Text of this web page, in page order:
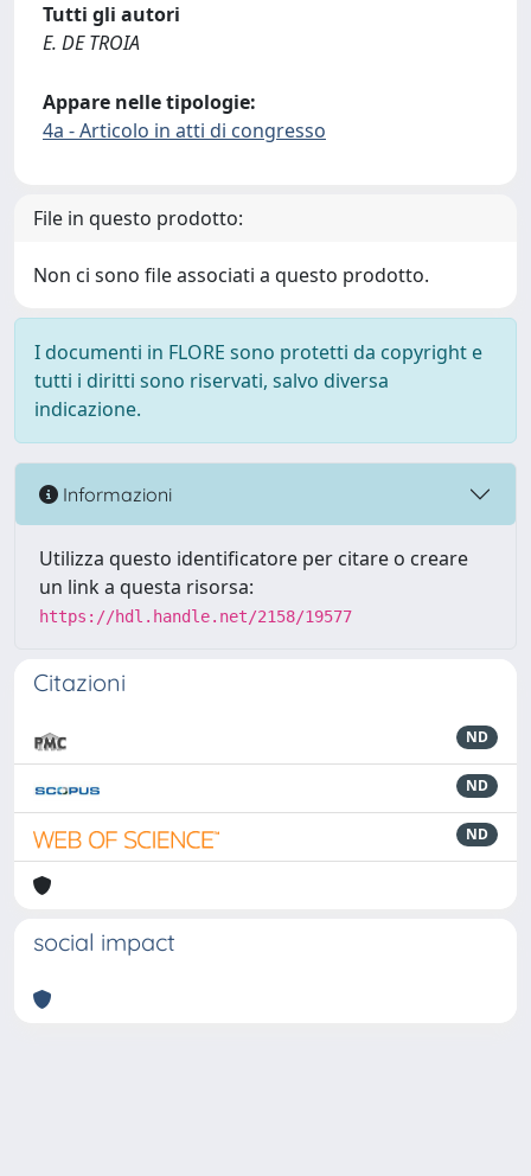
Tutti gli autori
E. DE TROIA
Appare nelle tipologie:
4a - Articolo in atti di congresso
File in questo prodotto:
Non ci sono file associati a questo prodotto.
I documenti in FLORE sono protetti da copyright e
tutti i diritti sono riservati, salvo diversa
indicazione.
Informazioni
Utilizza questo identificatore per citare o creare
un link a questa risorsa:
https://hdl.handle.net/2158/19577
Citazioni
ND
ND
ND
social impact